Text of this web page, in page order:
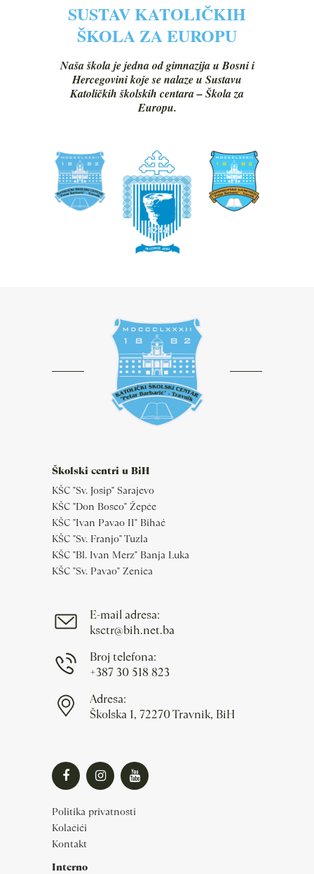
SUSTAV KATOLIČKIH
ŠKOLA ZA EUROPU
Naša škola je jedna od gimnazija u Bosni i
Hercegovini koje se nalaze u Sustavu
Katoličkih školskih centara – Škola za
Europu.
Školski centri u BiH
KŠC "Sv. Josip" Sarajevo
KŠC "Don Bosco" Žepče
KŠC "Ivan Pavao II" Bihać
KŠC "Sv. Franjo" Tuzla
KŠC "Bl. Ivan Merz" Banja Luka
KŠC "Sv. Pavao" Zenica
E-mail adresa:
ksctr@bih.net.ba
Broj telefona:
+387 30 518 823
Adresa:
Školska 1, 72270 Travnik, BiH
Politika privatnosti
Kolačići
Kontakt
Interno